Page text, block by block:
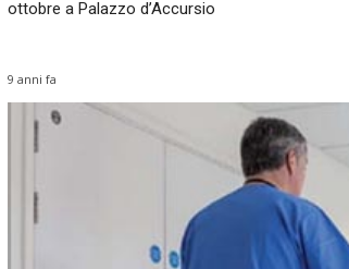
ottobre a Palazzo d’Accursio
9 anni fa